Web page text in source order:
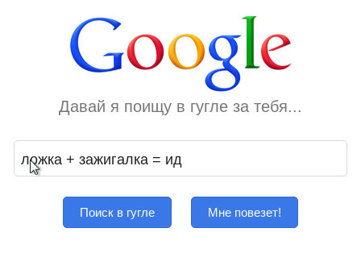
Давай я поищу в гугле за тебя...
Поиск в гугле Мне повезет!